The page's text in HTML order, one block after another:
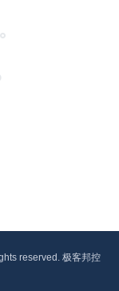
reserved. 极客邦控